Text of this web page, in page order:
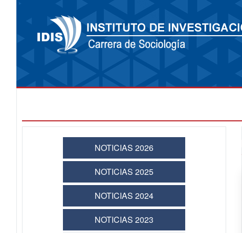
NOTICIAS 2026
NOTICIAS 2025
NOTICIAS 2024
NOTICIAS 2023